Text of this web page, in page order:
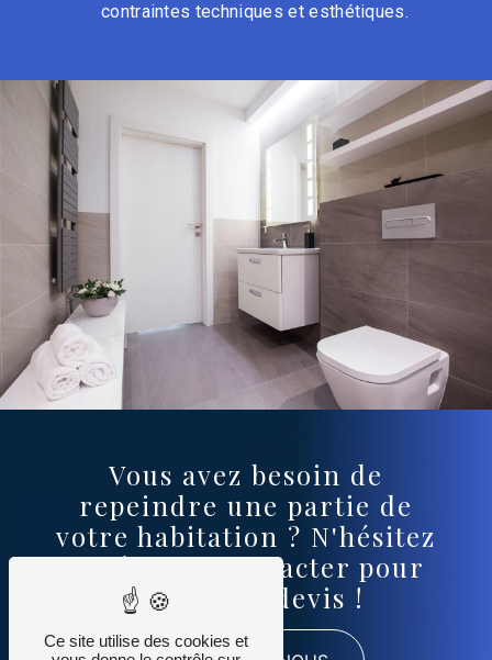
contraintes techniques et esthétiques.
Vous avez besoin de
repeindre une partie de
votre habitation ? N'hésitez
pas à nous contacter pour
établir un devis !
Ce site utilise des cookies et